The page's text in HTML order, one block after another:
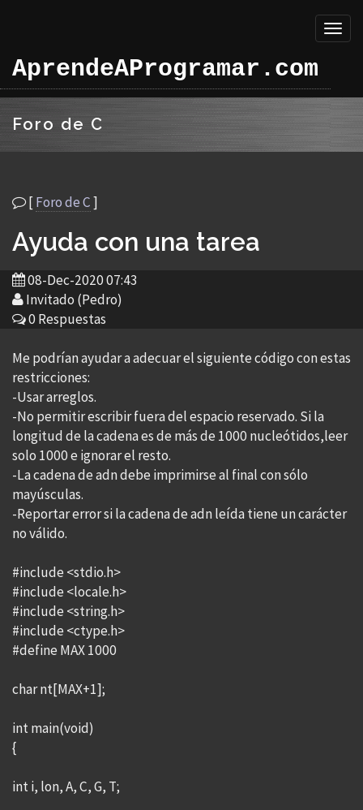
AprendeAProgramar.com
Foro de C
[Foro de C]
Ayuda con una tarea
08-Dec-2020 07:43
Invitado (Pedro)
0 Respuestas
Me podrían ayudar a adecuar el siguiente código con estas
restricciones:
-Usar arreglos.
-No permitir escribir fuera del espacio reservado. Si la
longitud de la cadena es de más de 1000 nucleótidos,leer
solo 1000 e ignorar el resto.
-La cadena de adn debe imprimirse al final con sólo
mayúsculas.
-Reportar error si la cadena de adn leída tiene un carácter
no válido.
#include <stdio.h>
#include <locale.h>
#include <string.h>
#include <ctype.h>
#define MAX 1000
char nt[MAX+1];
int main(void)
{
int i, lon, A, C, G, T;